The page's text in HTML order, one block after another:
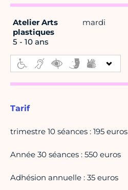
Atelier Arts
plastiques
5 - 10 ans
mardi
Tarif
trimestre 10 séances : 195 euros
Année 30 séances : 550 euros
Adhésion annuelle : 35 euros